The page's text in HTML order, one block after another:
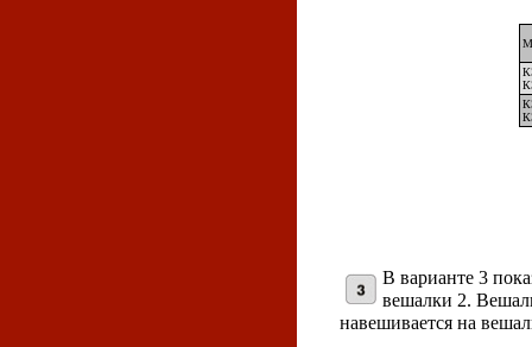
В варианте 3
вешалки 2.
навешивается на